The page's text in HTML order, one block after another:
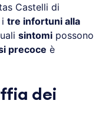
Castelli di
tre infortuni alla
sintomi possono
precoce è
dei